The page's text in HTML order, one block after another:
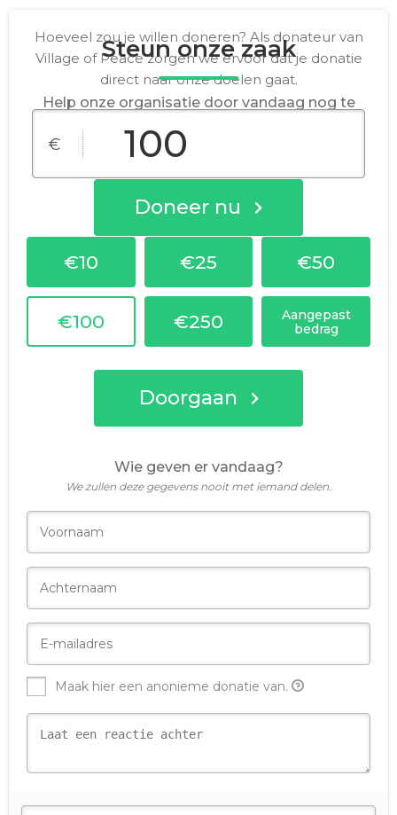
Steun onze zaak
Help onze organisatie door vandaag nog te
het maken van een verschil voor onze zaak.
Doneer nu
Hoeveel zou je willen doneren? Als donateur van
Village of Peace zorgen we ervoor dat je donatie
direct naar onze doelen gaat.
€
€10 €25 €50
€100 €250
Aangepast
bedrag
Doorgaan
Wie geven er vandaag?
We zullen deze gegevens nooit met iemand delen.
Maak hier een anonieme donatie van.